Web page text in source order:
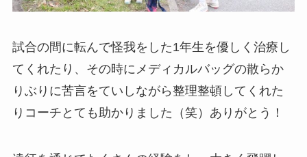
試合の間に転んで怪我をした1年生を優しく治療し
てくれたり、その時にメディカルバッグの散らか
りぶりに苦言をていしながら整理整頓してくれた
りコーチとても助かりました（笑）ありがとう！